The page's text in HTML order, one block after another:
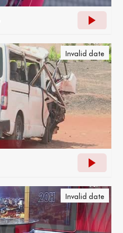
Invalid date
Invalid date